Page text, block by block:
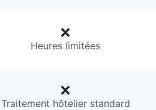
Heures limitées
Traitement hôtelier standard